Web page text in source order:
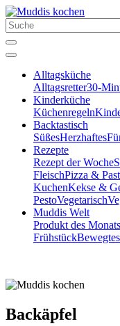
Alltagsküche
Alltagsretter30-
Kinderküche
Küchenregeln
Backtastisch
SüßesHerzhaftes
Rezepte
Rezept der Woche
FleischPizza &
KuchenKekse &
PestoVegetarisch
Muddis Welt
Produkt des Monats
Frühstück
Backäpfel